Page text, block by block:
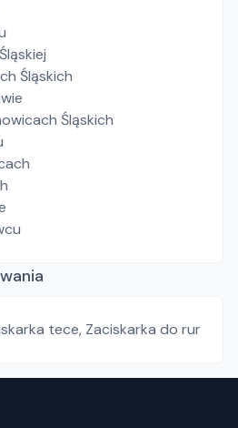
Śląskich
Śląskich
tece, Zaciskarka do rur